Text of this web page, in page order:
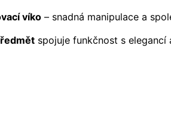
víko – snadná manipulace a
spojuje funkčnost s